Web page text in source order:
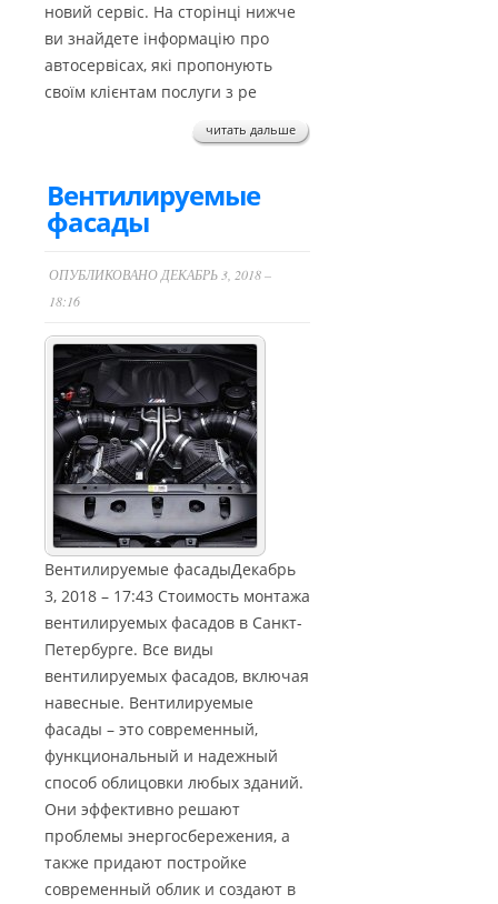
новий сервіс. На сторінці нижче
ви знайдете інформацію про
автосервісах, які пропонують
своїм клієнтам послуги з ре
читать дальше
​Вентилируемые
фасады
ОПУБЛИКОВАНО ДЕКАБРЬ 3, 2018 –
18:16
Вентилируемые фасадыДекабрь
3, 2018 – 17:43 Стоимость монтажа
вентилируемых фасадов в Санкт-
Петербурге. Все виды
вентилируемых фасадов, включая
навесные. Вентилируемые
фасады – это современный,
функциональный и надежный
способ облицовки любых зданий.
Они эффективно решают
проблемы энергосбережения, а
также придают постройке
современный облик и создают в